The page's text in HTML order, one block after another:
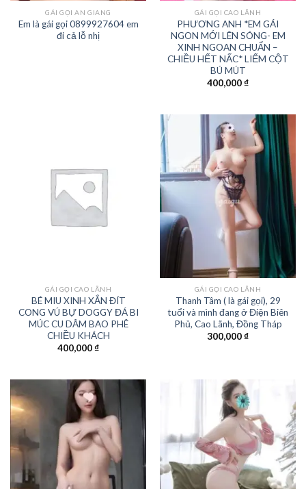
GÁI GỌI AN GIANG
Em là gái gọi 0899927604 em
đi cả lỗ nhị
GÁI GỌI CAO LÃNH
PHƯƠNG ANH *EM GÁI
NGON MỚI LÊN SÓNG- EM
XINH NGOAN CHUẨN –
CHIỀU HẾT NẤC* LIẾM CỘT
BÚ MÚT
400,000₫
GÁI GỌI CAO LÃNH
BÉ MIU XINH XẮN ĐÍT
CONG VÚ BỰ DOGGY ĐÁ BI
MÚC CU DÂM BAO PHÊ
CHIỀU KHÁCH
400,000₫
GÁI GỌI CAO LÃNH
Thanh Tâm ( là gái gọi), 29
tuổi và mình đang ở Điện Biên
Phủ, Cao Lãnh, Đồng Tháp
300,000₫